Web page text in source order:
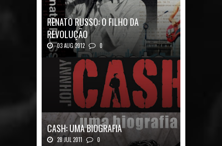
RENATO RUSSO: O FILHO DA
REVOLUÇÃO
03 AUG 2012 0
Renato Russo: O Filho da Revolução Autor: Car...
CASH: UMA BIOGRAFIA
28 JUL 2011 0